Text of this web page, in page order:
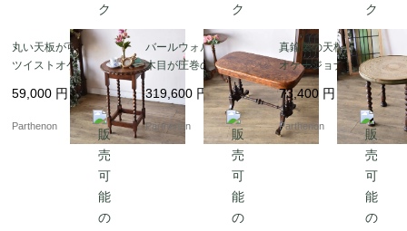
丸い天板が可愛らしい
ツイストオケージョナ
ルテーブル【t300】
59,000 円
Parthenon
バールウォルナットの
木目が圧巻のカードテ
ーブル【t315】
319,600 円
Parthenon
真鍮製の天板が美しい
オケージョナルテーブ
ル【t310】
73,400 円
Parthenon